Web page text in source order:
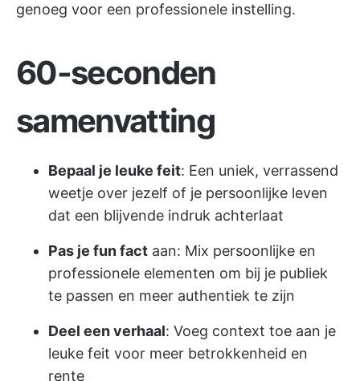
genoeg voor een professionele instelling.
60-seconden
samenvatting
Bepaal je leuke feit: Een uniek, verrassend
weetje over jezelf of je persoonlijke leven
dat een blijvende indruk achterlaat
Pas je fun fact aan: Mix persoonlijke en
professionele elementen om bij je publiek
te passen en meer authentiek te zijn
Deel een verhaal: Voeg context toe aan je
leuke feit voor meer betrokkenheid en
rente